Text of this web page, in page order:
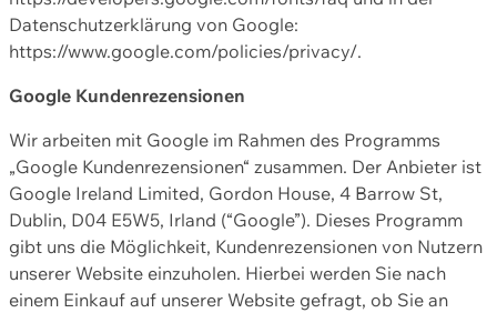
Datenschutzerklärung von Google:
https://www.google.com/policies/privacy/.
Google Kundenrezensionen
Wir arbeiten mit Google im Rahmen des Programms
„Google Kundenrezensionen“ zusammen. Der Anbieter ist
Google Ireland Limited, Gordon House, 4 Barrow St,
Dublin, D04 E5W5, Irland (“Google”). Dieses Programm
gibt uns die Möglichkeit, Kundenrezensionen von Nutzern
unserer Website einzuholen. Hierbei werden Sie nach
einem Einkauf auf unserer Website gefragt, ob Sie an